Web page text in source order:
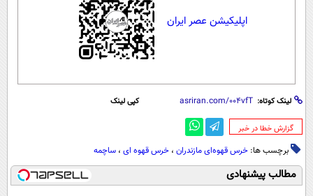
اپلیکیشن عصر ایران
لینک کوتاه: کپی لینک
‌گزارش خطا در خبر
برچسب ها: خرس قهوه‌ای مازندران ، خرس قهوه ای ، ساچمه
مطالب پیشنهادی